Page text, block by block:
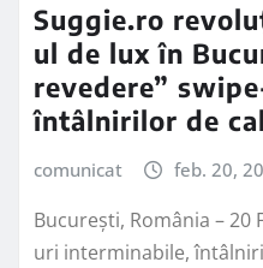
Suggie.ro
ul de lux în
revedere”
întâlnirilor de
comunicat feb. 20,
București, România – 20
uri interminabile,